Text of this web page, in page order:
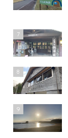
7
8
9